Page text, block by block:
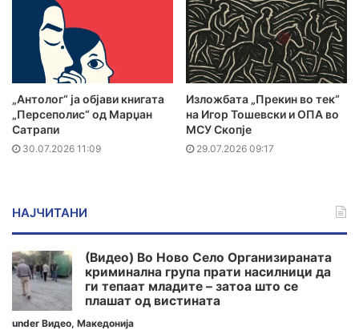
„Антолог“ ја објави книгата
„Персеполис“ од Марџан
Сатрапи
30.07.2026 11:09
Изложбата „Прекин во тек“
на Игор Тошевски и ОПА во
МСУ Скопје
29.07.2026 09:17
НАЈЧИТАНИ
(Видео) Во Ново Село Организираната
криминална група прати насилници да
ги тепаат младите – затоа што се
плашат од вистината
under Видео, Македонија